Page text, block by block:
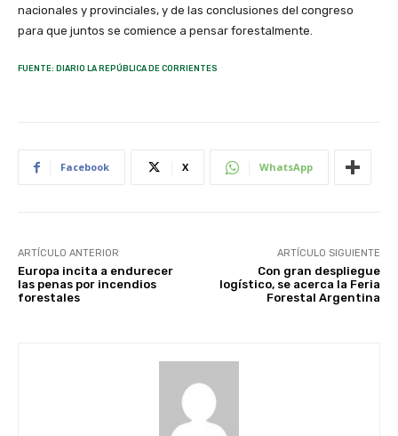
nacionales y provinciales, y de las conclusiones del congreso
para que juntos se comience a pensar forestalmente.
FUENTE: DIARIO LA REPÚBLICA DE CORRIENTES
Facebook X WhatsApp
ARTÍCULO ANTERIOR
Europa incita a endurecer
las penas por incendios
forestales
ARTÍCULO SIGUIENTE
Con gran despliegue
logístico, se acerca la Feria
Forestal Argentina